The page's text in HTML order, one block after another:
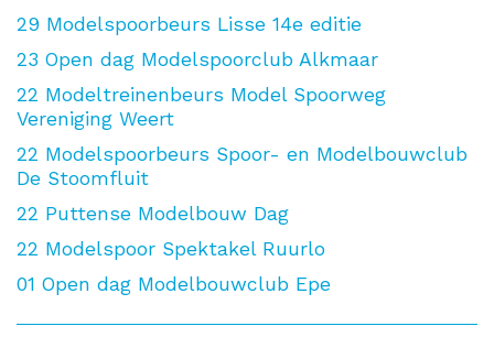
29 Modelspoorbeurs Lisse 14e editie
23 Open dag Modelspoorclub Alkmaar
22 Modeltreinenbeurs Model Spoorweg
Vereniging Weert
22 Modelspoorbeurs Spoor- en Modelbouwclub
De Stoomfluit
22 Puttense Modelbouw Dag
22 Modelspoor Spektakel Ruurlo
01 Open dag Modelbouwclub Epe